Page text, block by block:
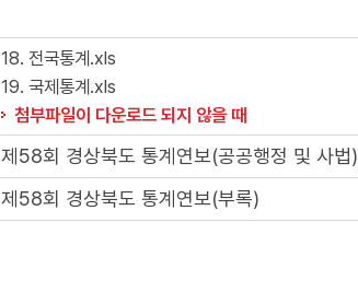
18. 전국통계.xls
19. 국제통계.xls
첨부파일이 다운로드 되지 않을 때
제58회 경상북도 통계연보(공공행정 및 사법)
제58회 경상북도 통계연보(부록)